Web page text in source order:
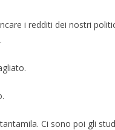
i redditi dei nostri
Ci sono poi gli